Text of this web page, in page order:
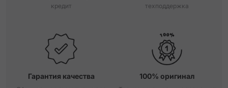
кредит
техподдержка
Гарантия качества 100% оригинал